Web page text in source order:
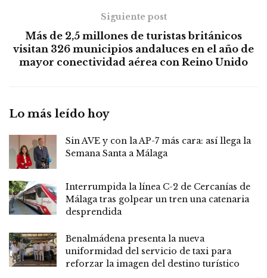
Siguiente post
Más de 2,5 millones de turistas británicos
visitan 326 municipios andaluces en el año de
mayor conectividad aérea con Reino Unido
Lo más leído hoy
Sin AVE y con la AP-7 más cara: así llega la
Semana Santa a Málaga
Interrumpida la línea C-2 de Cercanías de
Málaga tras golpear un tren una catenaria
desprendida
Benalmádena presenta la nueva
uniformidad del servicio de taxi para
reforzar la imagen del destino turístico